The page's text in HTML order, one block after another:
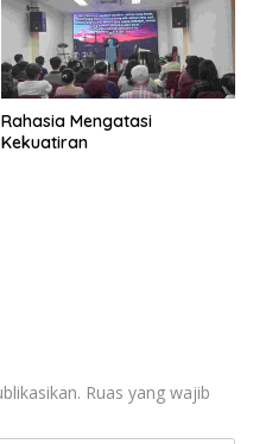
Rahasia Mengatasi
Kekuatiran
Ruas yang wajib